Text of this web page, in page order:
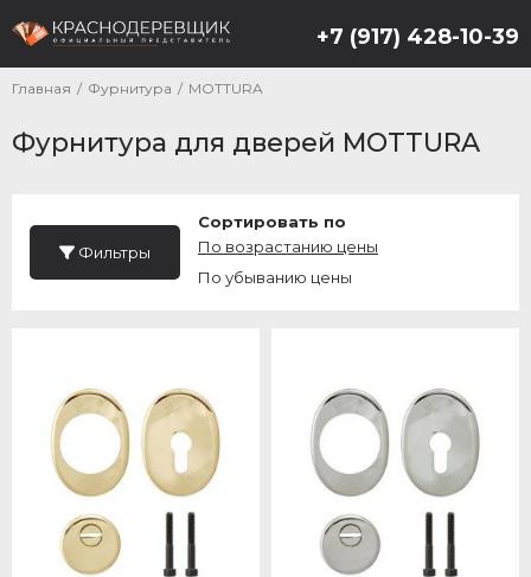
+7 (917) 428-10-39
Главная / Фурнитура / MOTTURA
Фурнитура для дверей MOTTURA
Фильтры
Сортировать по
По возрастанию цены
По убыванию цены